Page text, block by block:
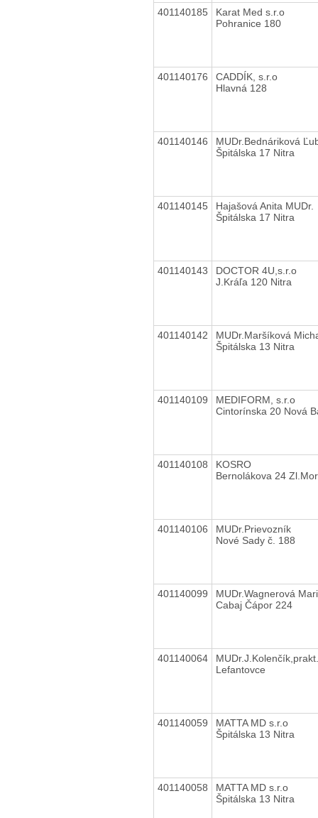
401140185
Karat Med s.r.o
Pohranice 180
401140176
CADDÍK, s.r.o
Hlavná 128
401140146
MUDr.Bednáriková
Špitálska 17 Nitra
401140145
Hajašová Anita MUDr.
Špitálska 17 Nitra
401140143
DOCTOR 4U,s.r.o
J.Kráľa 120 Nitra
401140142
MUDr.Maršíková
Špitálska 13 Nitra
401140109
MEDIFORM, s.r.o
Cintorínska 20 Nová
401140108
KOSRO
Bernolákova 24
401140106
MUDr.Prievozník
Nové Sady č. 188
401140099
MUDr.Wagnerová
Cabaj Čápor 224
401140064
Lefantovce
401140059
MATTA MD s.r.o
Špitálska 13 Nitra
401140058
MATTA MD s.r.o
Špitálska 13 Nitra